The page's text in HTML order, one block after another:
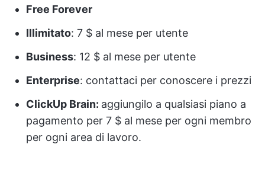
Free Forever
Illimitato: 7 $ al mese per utente
Business: 12 $ al mese per utente
Enterprise: contattaci per conoscere i prezzi
ClickUp Brain: aggiungilo a qualsiasi piano a
pagamento per 7 $ al mese per ogni membro
per ogni area di lavoro.